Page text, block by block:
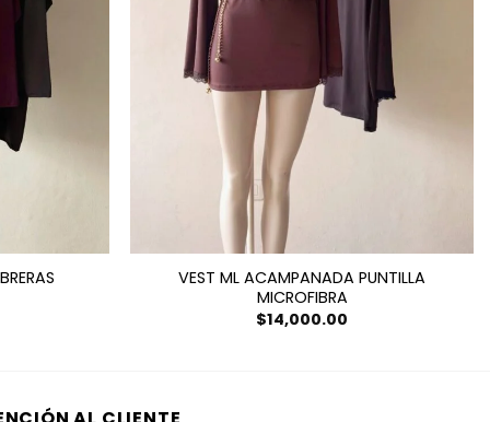
VEST ML ACAMPANADA PUNTILLA
MICROFIBRA
$14,000.00